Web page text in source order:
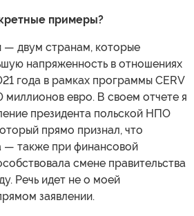
примеры?
двум странам, которые
напряженность в отношениях
года в рамках программы CERV
евро. В своем отчете я
президента польской НПО
прямо признал, что
— также при финансовой
смене правительства
Речь идет не о моей
заявлении.